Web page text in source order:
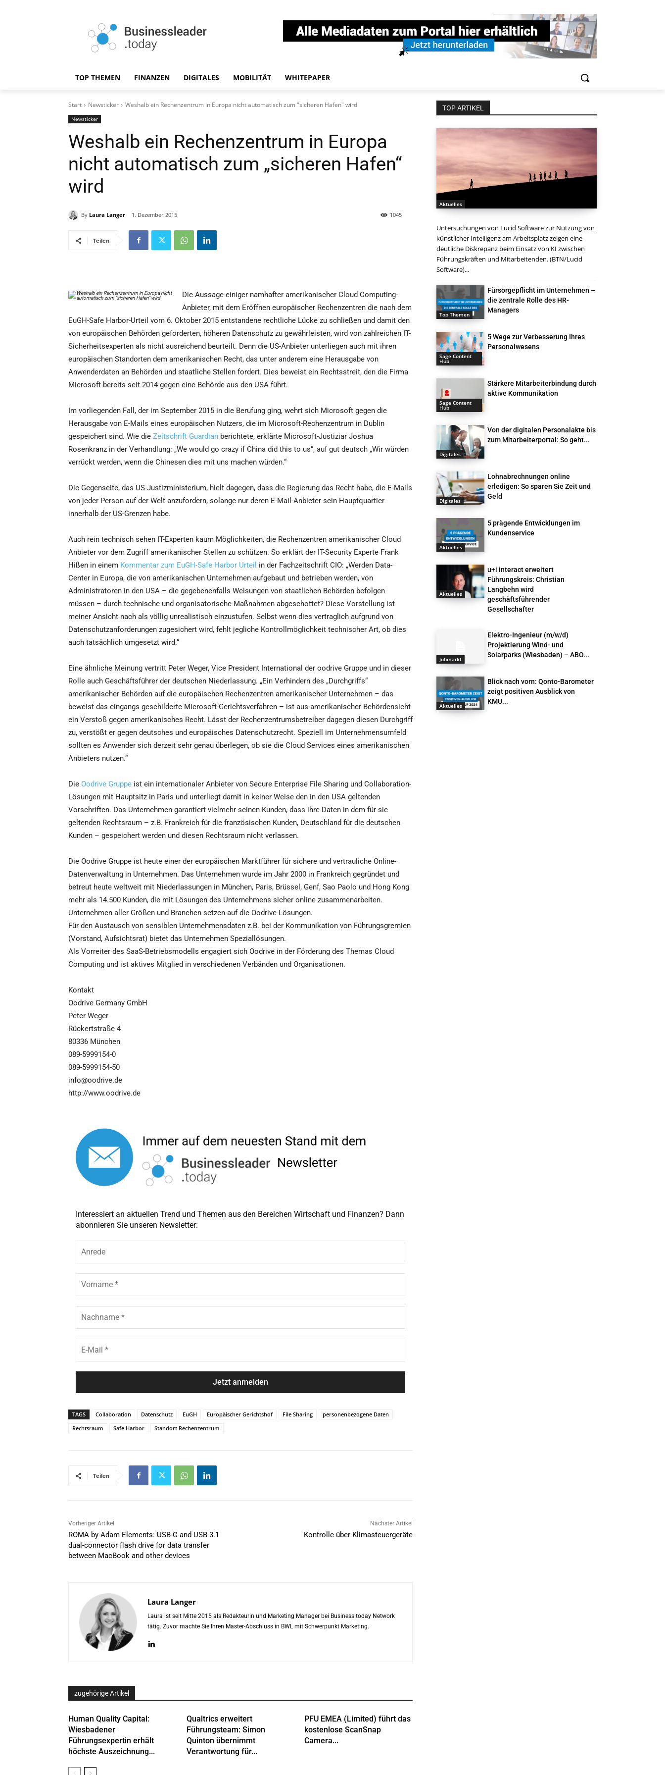
TOP THEMEN FINANZEN DIGITALES MOBILITÄT WHITEPAPER
Start Newsticker Weshalb ein Rechenzentrum in Europa nicht automatisch zum "sicheren Hafen" wird
Newsticker
Weshalb ein Rechenzentrum in Europa
nicht automatisch zum „sicheren Hafen“
wird
By Laura Langer 1. Dezember 2015 1045
Teilen
Die Aussage einiger namhafter amerikanischer Cloud Computing-
Anbieter, mit dem Eröffnen europäischer Rechenzentren die nach dem
EuGH-Safe Harbor-Urteil vom 6. Oktober 2015 entstandene rechtliche Lücke zu schließen und damit den
von europäischen Behörden geforderten, höheren Datenschutz zu gewährleisten, wird von zahlreichen IT-
Sicherheitsexperten als nicht ausreichend beurteilt. Denn die US-Anbieter unterliegen auch mit ihren
europäischen Standorten dem amerikanischen Recht, das unter anderem eine Herausgabe von
Anwenderdaten an Behörden und staatliche Stellen fordert. Dies beweist ein Rechtsstreit, den die Firma
Microsoft bereits seit 2014 gegen eine Behörde aus den USA führt.
Im vorliegenden Fall, der im September 2015 in die Berufung ging, wehrt sich Microsoft gegen die
Herausgabe von E-Mails eines europäischen Nutzers, die im Microsoft-Rechenzentrum in Dublin
gespeichert sind. Wie die Zeitschrift Guardian berichtete, erklärte Microsoft-Justiziar Joshua
Rosenkranz in der Verhandlung: „We would go crazy if China did this to us“, auf gut deutsch „Wir würden
verrückt werden, wenn die Chinesen dies mit uns machen würden.“
Die Gegenseite, das US-Justizministerium, hielt dagegen, dass die Regierung das Recht habe, die E-Mails
von jeder Person auf der Welt anzufordern, solange nur deren E-Mail-Anbieter sein Hauptquartier
innerhalb der US-Grenzen habe.
Auch rein technisch sehen IT-Experten kaum Möglichkeiten, die Rechenzentren amerikanischer Cloud
Anbieter vor dem Zugriff amerikanischer Stellen zu schützen. So erklärt der IT-Security Experte Frank
Hißen in einem Kommentar zum EuGH-Safe Harbor Urteil in der Fachzeitschrift CIO: „Werden Data-
Center in Europa, die von amerikanischen Unternehmen aufgebaut und betrieben werden, von
Administratoren in den USA – die gegebenenfalls Weisungen von staatlichen Behörden befolgen
müssen – durch technische und organisatorische Maßnahmen abgeschottet? Diese Vorstellung ist
meiner Ansicht nach als völlig unrealistisch einzustufen. Selbst wenn dies vertraglich aufgrund von
Datenschutzanforderungen zugesichert wird, fehlt jegliche Kontrollmöglichkeit technischer Art, ob dies
auch tatsächlich umgesetzt wird.“
Eine ähnliche Meinung vertritt Peter Weger, Vice President International der oodrive Gruppe und in dieser
Rolle auch Geschäftsführer der deutschen Niederlassung. „Ein Verhindern des „Durchgriffs“
amerikanischer Behörden auf die europäischen Rechenzentren amerikanischer Unternehmen – das
beweist das eingangs geschilderte Microsoft-Gerichtsverfahren – ist aus amerikanischer Behördensicht
ein Verstoß gegen amerikanisches Recht. Lässt der Rechenzentrumsbetreiber dagegen diesen Durchgriff
zu, verstößt er gegen deutsches und europäisches Datenschutzrecht. Speziell im Unternehmensumfeld
sollten es Anwender sich derzeit sehr genau überlegen, ob sie die Cloud Services eines amerikanischen
Anbieters nutzen.“
Die Oodrive Gruppe ist ein internationaler Anbieter von Secure Enterprise File Sharing und Collaboration-
Lösungen mit Hauptsitz in Paris und unterliegt damit in keiner Weise den in den USA geltenden
Vorschriften. Das Unternehmen garantiert vielmehr seinen Kunden, dass ihre Daten in dem für sie
geltenden Rechtsraum – z.B. Frankreich für die französischen Kunden, Deutschland für die deutschen
Kunden – gespeichert werden und diesen Rechtsraum nicht verlassen.
Die Oodrive Gruppe ist heute einer der europäischen Marktführer für sichere und vertrauliche Online-
Datenverwaltung in Unternehmen. Das Unternehmen wurde im Jahr 2000 in Frankreich gegründet und
betreut heute weltweit mit Niederlassungen in München, Paris, Brüssel, Genf, Sao Paolo und Hong Kong
mehr als 14.500 Kunden, die mit Lösungen des Unternehmens sicher online zusammenarbeiten.
Unternehmen aller Größen und Branchen setzen auf die Oodrive-Lösungen.
Für den Austausch von sensiblen Unternehmensdaten z.B. bei der Kommunikation von Führungsgremien
(Vorstand, Aufsichtsrat) bietet das Unternehmen Speziallösungen.
Als Vorreiter des SaaS-Betriebsmodells engagiert sich Oodrive in der Förderung des Themas Cloud
Computing und ist aktives Mitglied in verschiedenen Verbänden und Organisationen.
Kontakt
Oodrive Germany GmbH
Peter Weger
Rückertstraße 4
80336 München
089-5999154-0
089-5999154-50
info@oodrive.de
http://www.oodrive.de
Interessiert an aktuellen Trend und Themen aus den Bereichen Wirtschaft und Finanzen? Dann
abonnieren Sie unseren Newsletter:
r
e
r
n
c
h
M
a
TAGS Collaboration Datenschutz EuGH Europäischer Gerichtshof File Sharing
personenbezogene Daten
Rechtsraum
Safe Harbor Standort Rechenzentrum
Teilen
Vorheriger Artikel
ROMA by Adam Elements: USB-C and USB 3.1
dual-connector flash drive for data transfer
between MacBook and other devices
Nächster Artikel
Kontrolle über Klimasteuergeräte
Laura Langer
Laura ist seit Mitte 2015 als Redakteurin und Marketing Manager bei Business.today Network
tätig. Zuvor machte Sie Ihren Master-Abschluss in BWL mit Schwerpunkt Marketing.
zugehörige Artikel
Human Quality Capital:
Wiesbadener
Führungsexpertin erhält
höchste Auszeichnung...
Qualtrics erweitert
Führungsteam: Simon
Quinton übernimmt
Verantwortung für...
PFU EMEA (Limited) führt das
kostenlose ScanSnap
Camera...
TOP ARTIKEL
Aktuelles
Untersuchungen von Lucid Software zur Nutzung von
künstlicher Intelligenz am Arbeitsplatz zeigen eine
deutliche Diskrepanz beim Einsatz von KI zwischen
Führungskräften und Mitarbeitenden. (BTN/Lucid
Software)...
Top Themen
Fürsorgepflicht im Unternehmen –
die zentrale Rolle des HR-
Managers
Sage Content
Hub
5 Wege zur Verbesserung Ihres
Personalwesens
Sage Content
Hub
Stärkere Mitarbeiterbindung durch
aktive Kommunikation
Digitales
Von der digitalen Personalakte bis
zum Mitarbeiterportal: So geht...
Digitales
Lohnabrechnungen online
erledigen: So sparen Sie Zeit und
Geld
Aktuelles
5 prägende Entwicklungen im
Kundenservice
Aktuelles
u+i interact erweitert
Führungskreis: Christian
Langbehn wird
geschäftsführender
Gesellschafter
Jobmarkt
Elektro-Ingenieur (m/w/d)
Projektierung Wind- und
Solarparks (Wiesbaden) – ABO...
Aktuelles
Blick nach vorn: Qonto-Barometer
zeigt positiven Ausblick von
KMU...